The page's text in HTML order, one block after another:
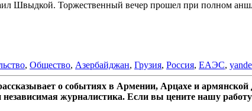
Швыдкой. Торжественный вечер прошел при полном
, Общество, Азербайджан, Грузия, Россия, ЕАЭС,
о событиях в Армении, Арцахе и
журналистика. Если вы цените нашу